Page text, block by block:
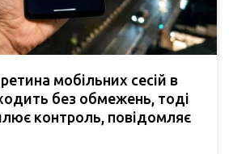
мобільних сесій в
без обмежень, тоді
контроль, повідомляє